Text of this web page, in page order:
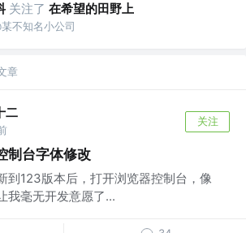
关注了 在希望的田野上
不知名小公司
章
二
关注
制台字体修改
到123版本后，打开浏览器控制台，像
我毫无开发意愿了...